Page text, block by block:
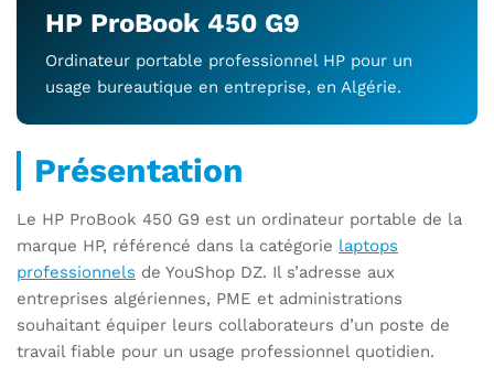
HP ProBook 450 G9
Ordinateur portable professionnel HP pour un
usage bureautique en entreprise, en Algérie.
Présentation
Le HP ProBook 450 G9 est un ordinateur portable de la
marque HP, référencé dans la catégorie laptops
professionnels de YouShop DZ. Il s’adresse aux
entreprises algériennes, PME et administrations
souhaitant équiper leurs collaborateurs d’un poste de
travail fiable pour un usage professionnel quotidien.